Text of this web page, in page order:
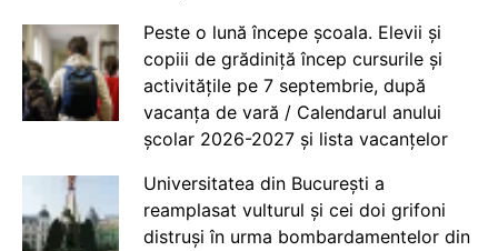
Peste o lună începe școala. Elevii și
copiii de grădiniță încep cursurile și
activitățile pe 7 septembrie, după
vacanța de vară / Calendarul anului
școlar 2026-2027 și lista vacanțelor
Universitatea din București a
reamplasat vulturul și cei doi grifoni
distruși în urma bombardamentelor din